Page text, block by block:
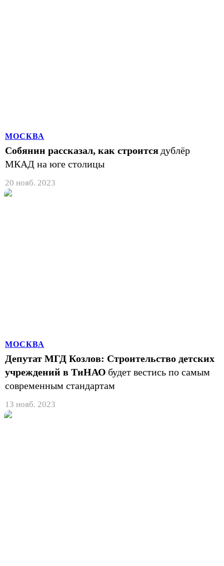
МОСКВА
Собянин рассказал, как строится дублёр
МКАД на юге столицы
20 нояб. 2023
МОСКВА
Депутат МГД Козлов: Строительство детских
учреждений в ТиНАО будет вестись по самым
современным стандартам
13 нояб. 2023